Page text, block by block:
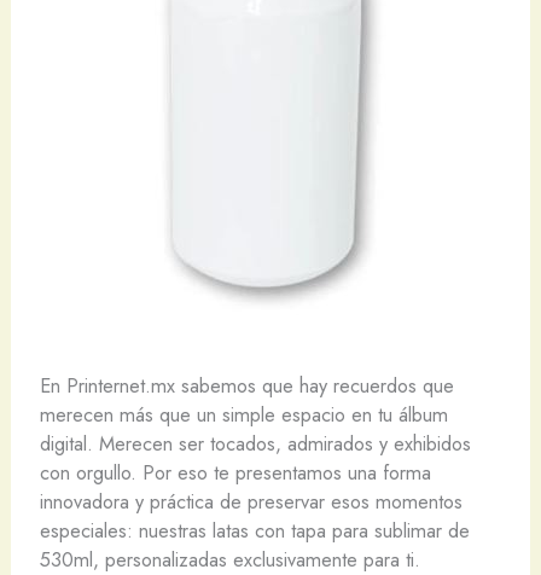
En Printernet.mx sabemos que hay recuerdos que
merecen más que un simple espacio en tu álbum
digital. Merecen ser tocados, admirados y exhibidos
con orgullo. Por eso te presentamos una forma
innovadora y práctica de preservar esos momentos
especiales: nuestras latas con tapa para sublimar de
530ml, personalizadas exclusivamente para ti.